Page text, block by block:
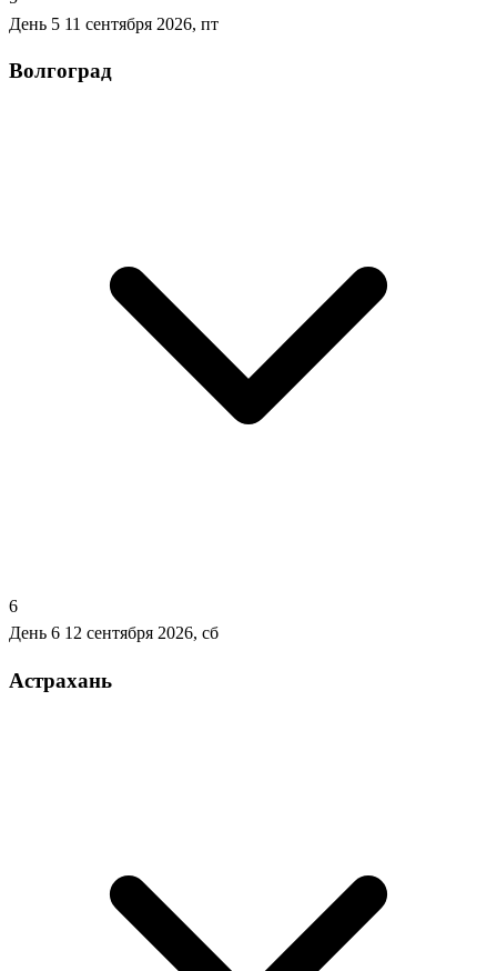
День 5 11 сентября 2026, пт
Волгоград
6
День 6 12 сентября 2026, сб
Астрахань